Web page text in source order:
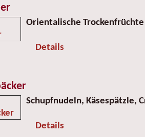
Orientalische
Details
Schupfnudeln, Käsespätzle,
Details